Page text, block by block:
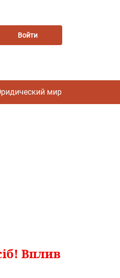
Войти
мир
! Вплив